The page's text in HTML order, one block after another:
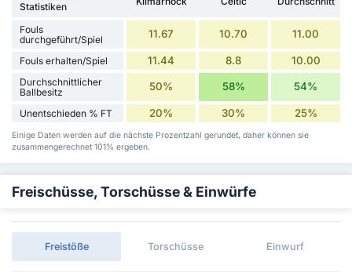
Statistiken
Fouls
durchgeführt/Spiel
11.67 10.70 11.00
Fouls erhalten/Spiel 11.44 8.8 10.00
Durchschnittlicher
Ballbesitz
50% 58% 54%
Unentschieden % FT 20% 30% 25%
Einige Daten werden auf die nächste Prozentzahl gerundet, daher können sie
zusammengerechnet 101% ergeben.
Freischüsse, Torschüsse & Einwürfe
Freistöße Torschüsse Einwurf